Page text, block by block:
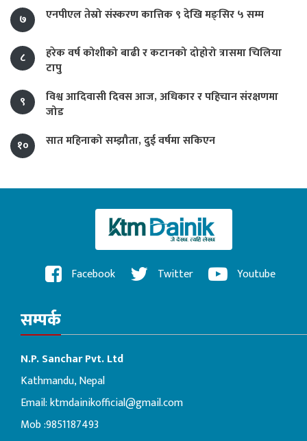
७
एनपीएल तेस्रो संस्करण कात्तिक ९ देखि मङ्सिर ५ सम्म
८
हरेक वर्ष कोशीको बाढी र कटानको दोहोरो त्रासमा चिलिया
टापु
९
विश्व आदिवासी दिवस आज, अधिकार र पहिचान संरक्षणमा
जोड
१०
सात महिनाको सम्झौता, दुई वर्षमा सकिएन
Facebook Twitter Youtube
सम्पर्क
N.P. Sanchar Pvt. Ltd
Kathmandu, Nepal
Email:ktmdainikofficial@gmail.com
Mob :9851187493